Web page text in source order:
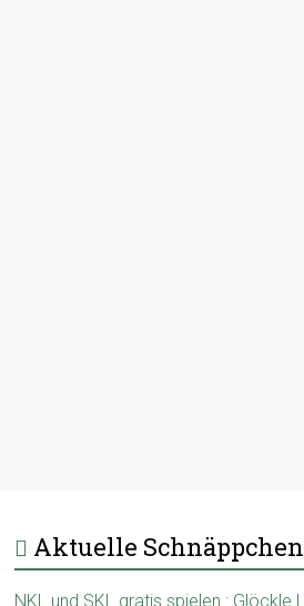
Aktuelle Schnäppchen
NKL und SKL gratis spielen : Glöckle